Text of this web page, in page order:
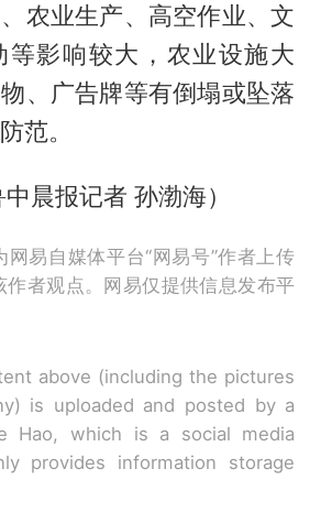
农业生产、高空作业、文
等影响较大，农业设施大
、广告牌等有倒塌或坠落
范。
中晨报记者 孙渤海）
易自媒体平台“网易号”作者上传
作者观点。网易仅提供信息发布平
above (including the pictures
is uploaded and posted by a
Hao, which is a social media
provides information storage